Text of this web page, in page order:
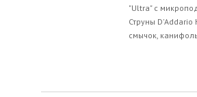
"Ultra" с
Струны D'Addario
смычок,